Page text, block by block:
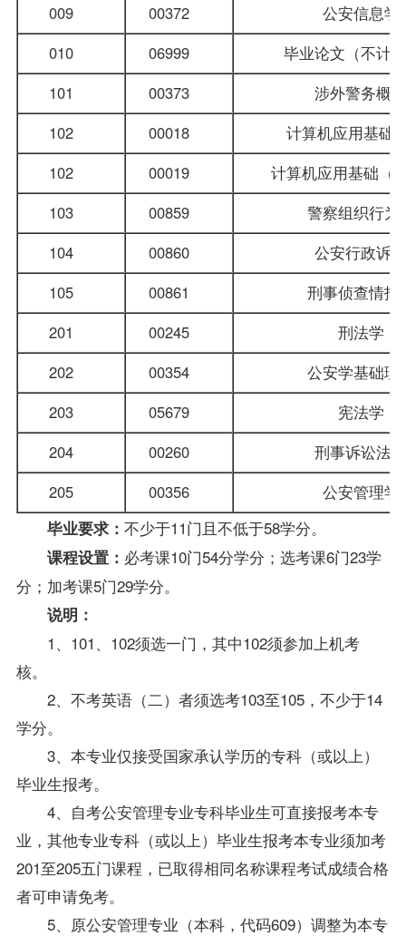
009
00372
公安信息
010
06999
毕业论文（不
101
00373
涉外警务
102
00018 计算机应用基础
102
00019
计算机应用基础
103
00859 警察组织行为
104
00860
公安行政
105
00861
刑事侦查情
201
00245
刑法学
202
00354
公安学基础
203
05679
宪法学
204
00260
刑事诉讼法
205
00356
公安管理
毕业要求： 不少于11门且不低于58学分。
课程设置： 必考课10门54分学分；选考课6门23学
分；加考课5门29学分。
说明：
1、101、102须选一门，其中102须参加上机考
核。
2、不考英语（二）者须选考103至105，不少于14
学分。
3、本专业仅接受国家承认学历的专科（或以上）
毕业生报考。
4、自考公安管理专业专科毕业生可直接报考本专
业，其他专业专科（或以上）毕业生报考本专业须加考
201至205五门课程，已取得相同名称课程考试成绩合格
者可申请免考。
5、原公安管理专业（本科，代码609）调整为本专